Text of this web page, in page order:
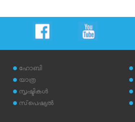
ഹോബി
യാത്ര
സൃഷ്ടികള്‍
സ്‌പെഷ്യല്‍